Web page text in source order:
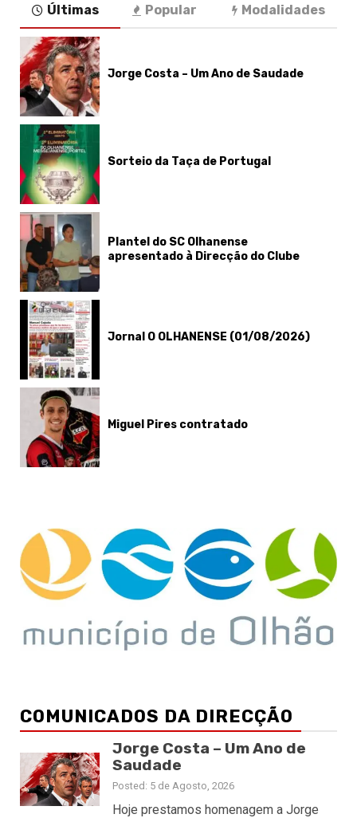
Últimas Popular Modalidades
Jorge Costa – Um Ano de Saudade
Sorteio da Taça de Portugal
Plantel do SC Olhanense
apresentado à Direcção do Clube
Jornal O OLHANENSE (01/08/2026)
Miguel Pires contratado
COMUNICADOS DA DIRECÇÃO
Jorge Costa – Um Ano de
Saudade
Posted: 5 de Agosto, 2026
Hoje prestamos homenagem a Jorge